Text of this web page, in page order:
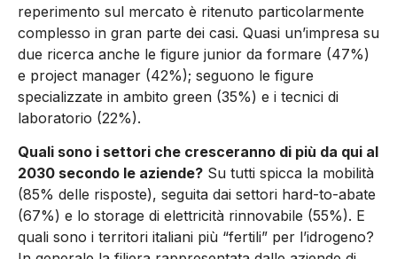
reperimento sul mercato è ritenuto particolarmente
complesso in gran parte dei casi. Quasi un’impresa su
due ricerca anche le figure junior da formare (47%)
e project manager (42%); seguono le figure
specializzate in ambito green (35%) e i tecnici di
laboratorio (22%).
Quali sono i settori che cresceranno di più da qui al
2030 secondo le aziende? Su tutti spicca la mobilità
(85% delle risposte), seguita dai settori hard-to-abate
(67%) e lo storage di elettricità rinnovabile (55%). E
quali sono i territori italiani più “fertili” per l’idrogeno?